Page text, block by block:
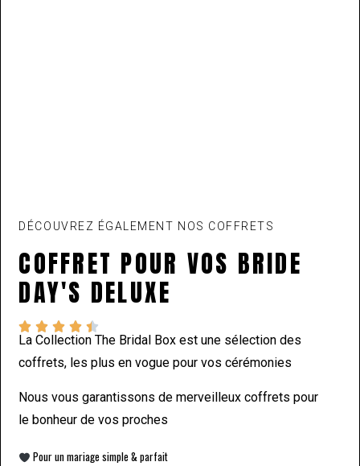
DÉCOUVREZ ÉGALEMENT NOS COFFRETS
COFFRET POUR VOS BRIDE
DAY'S DELUXE
    
La Collection The Bridal Box est une sélection des
coffrets, les plus en vogue pour vos cérémonies
Nous vous garantissons de merveilleux coffrets pour
le bonheur de vos proches
Pour un mariage simple & parfait